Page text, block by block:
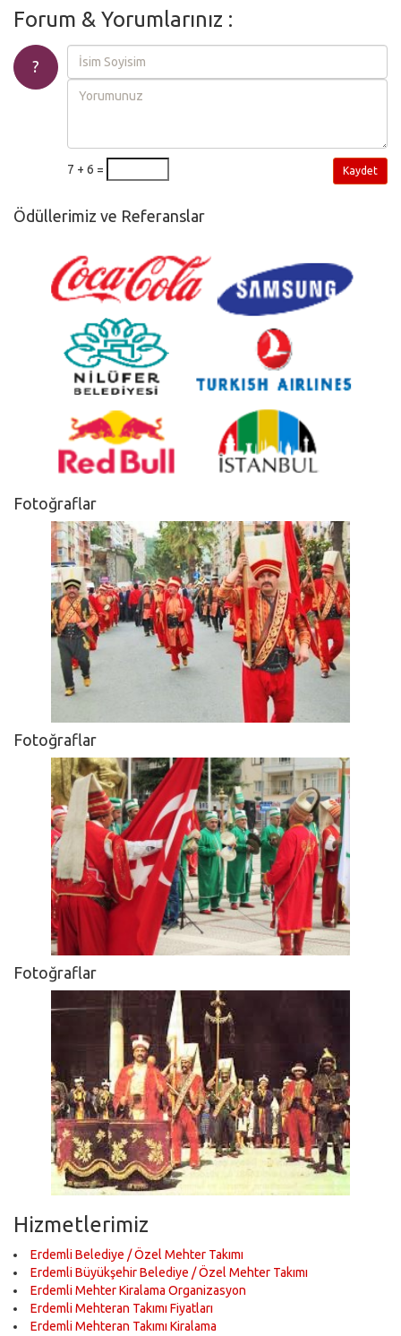
Forum & Yorumlarınız :
?
7 + 6 = Kaydet
Ödüllerimiz ve Referanslar
Fotoğraflar
Fotoğraflar
Fotoğraflar
Hizmetlerimiz
Erdemli Belediye / Özel Mehter Takımı
Erdemli Büyükşehir Belediye / Özel Mehter Takımı
Erdemli Mehter Kiralama Organizasyon
Erdemli Mehteran Takımı Fiyatları
Erdemli Mehteran Takımı Kiralama